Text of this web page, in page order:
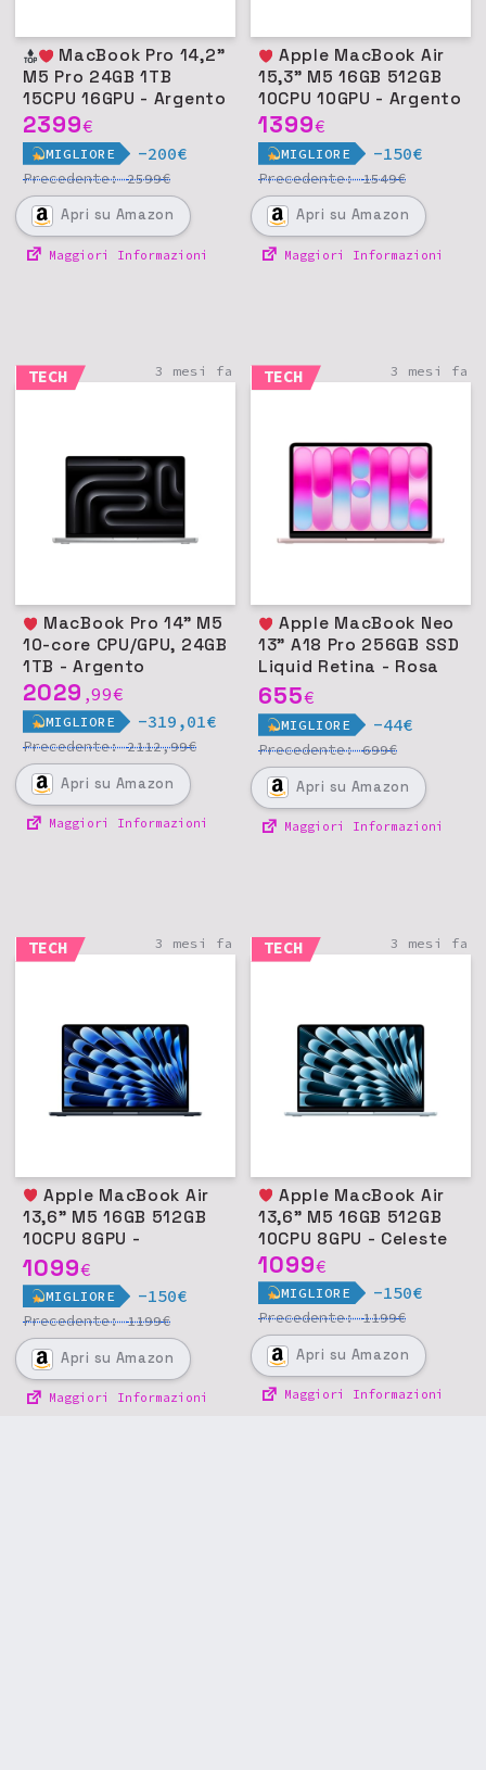
M5 Pro 24GB 1TB
15CPU 16GPU - Argento
2399€
MIGLIORE -200€
Precedente:2599€
Apri su Amazon
Maggiori Informazioni
Apple MacBook Air
15,3" M5 16GB 512GB
10CPU 10GPU - Argento
1399€
MIGLIORE -150€
Precedente:1549€
Apri su Amazon
Maggiori Informazioni
TECH 3 mesi fa
10-core CPU/GPU, 24GB
1TB - Argento
2029 ,99€
MIGLIORE -319,01€
Precedente:2112,99€
Apri su Amazon
Maggiori Informazioni
TECH 3 mesi fa
Apple MacBook Neo
13" A18 Pro 256GB SSD
Liquid Retina - Rosa
pastello
655€
MIGLIORE -44€
Precedente:699€
Apri su Amazon
Maggiori Informazioni
TECH 3 mesi fa
Apple MacBook Air
13,6" M5 16GB 512GB
10CPU 8GPU -
Mezzanotte
1099€
MIGLIORE -150€
Precedente:1199€
Apri su Amazon
Maggiori Informazioni
TECH 3 mesi fa
Apple MacBook Air
13,6" M5 16GB 512GB
10CPU 8GPU - Celeste
1099€
MIGLIORE -150€
Precedente:1199€
Apri su Amazon
Maggiori Informazioni